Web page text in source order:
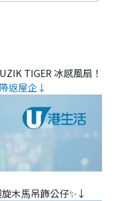
TIGER 冰感風扇！
返屋企↓
木⾺吊飾公仔✨↓